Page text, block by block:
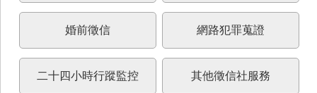
婚前徵信 網路犯罪蒐證
二十四小時行蹤監控 其他徵信社服務